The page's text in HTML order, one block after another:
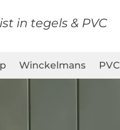
in tegels & PVC
Winckelmans PVC